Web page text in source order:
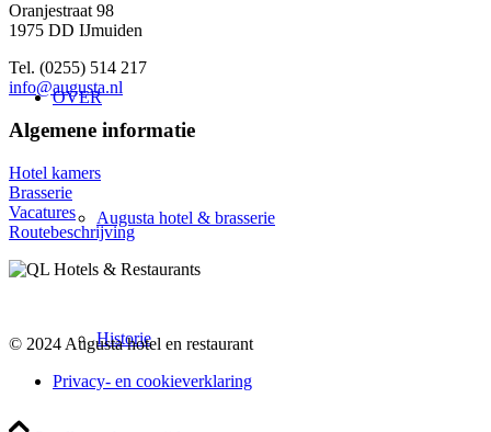
OVER
Augusta hotel & brasserie
Historie
Oranjestraat 98
1975 DD IJmuiden
Tel. (0255) 514 217
info@augusta.nl
Algemene informatie
Hotel kamers
Brasserie
Vacatures
Routebeschrijving
© 2024 Augusta hotel en restaurant
Privacy- en cookieverklaring